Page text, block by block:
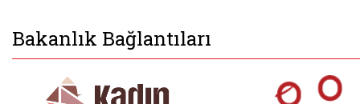
Bakanlık Bağlantıları